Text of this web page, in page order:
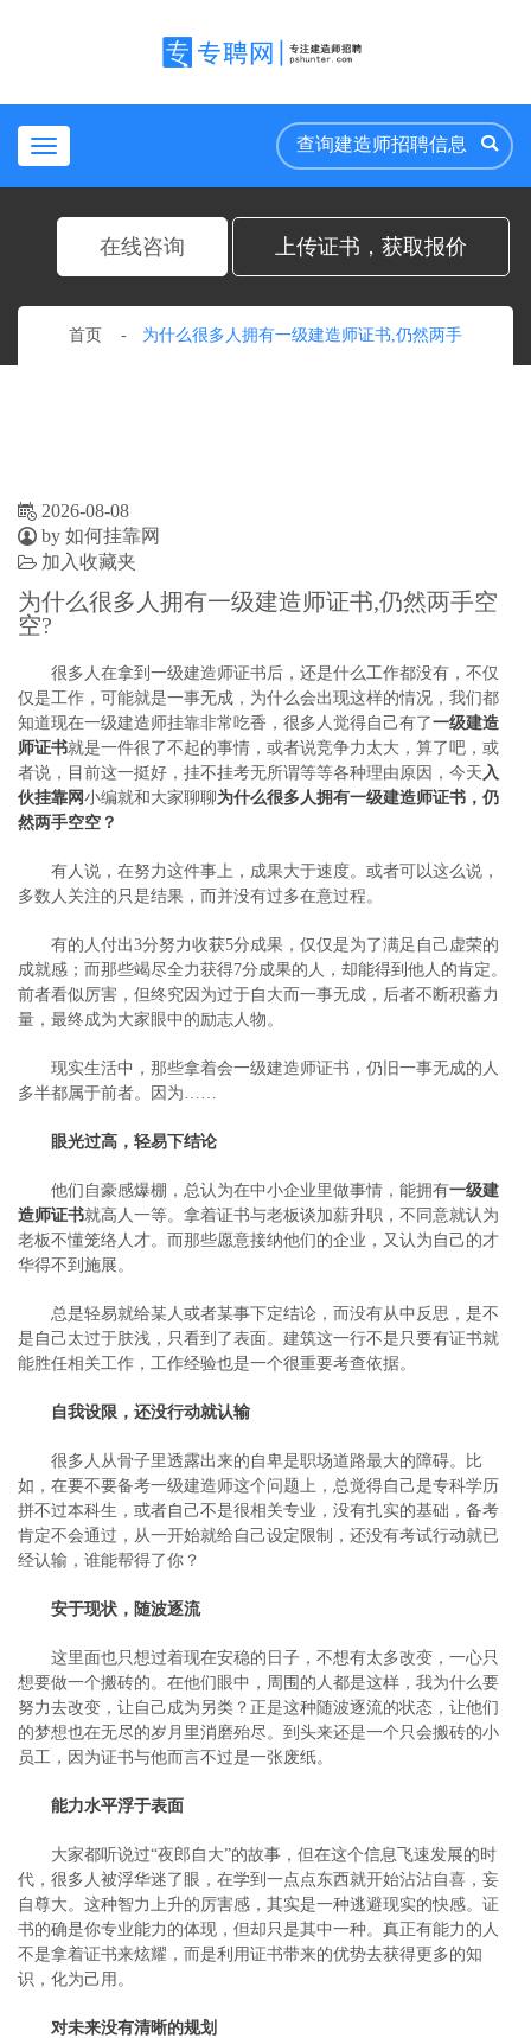
Toggle
navigation
在线咨询 上传证书，获取报价
首页 为什么很多人拥有一级建造师证书,仍然两手
2026-08-08
by 如何挂靠网
加入收藏夹
为什么很多人拥有一级建造师证书,仍然两手空
空?
很多人在拿到一级建造师证书后，还是什么工作都没有，不仅
仅是工作，可能就是一事无成，为什么会出现这样的情况，我们都
知道现在一级建造师挂靠非常吃香，很多人觉得自己有了一级建造
师证书就是一件很了不起的事情，或者说竞争力太大，算了吧，或
者说，目前这一挺好，挂不挂考无所谓等等各种理由原因，今天 入
伙挂靠网小编就和大家聊聊为什么很多人拥有一级建造师证书，仍
然两手空空？
有人说，在努力这件事上，成果大于速度。或者可以这么说，
多数人关注的只是结果，而并没有过多在意过程。
有的人付出3分努力收获5分成果，仅仅是为了满足自己虚荣的
成就感；而那些竭尽全力获得7分成果的人，却能得到他人的肯定。
前者看似厉害，但终究因为过于自大而一事无成，后者不断积蓄力
量，最终成为大家眼中的励志人物。
现实生活中，那些拿着会一级建造师证书，仍旧一事无成的人
多半都属于前者。因为……
眼光过高，轻易下结论
他们自豪感爆棚，总认为在中小企业里做事情，能拥有一级建
造师证书就高人一等。拿着证书与老板谈加薪升职，不同意就认为
老板不懂笼络人才。而那些愿意接纳他们的企业，又认为自己的才
华得不到施展。
总是轻易就给某人或者某事下定结论，而没有从中反思，是不
是自己太过于肤浅，只看到了表面。建筑这一行不是只要有证书就
能胜任相关工作，工作经验也是一个很重要考查依据。
自我设限，还没行动就认输
很多人从骨子里透露出来的自卑是职场道路最大的障碍。比
如，在要不要备考一级建造师这个问题上，总觉得自己是专科学历
拼不过本科生，或者自己不是很相关专业，没有扎实的基础，备考
肯定不会通过，从一开始就给自己设定限制，还没有考试行动就已
经认输，谁能帮得了你？
安于现状，随波逐流
这里面也只想过着现在安稳的日子，不想有太多改变，一心只
想要做一个搬砖的。在他们眼中，周围的人都是这样，我为什么要
努力去改变，让自己成为另类？正是这种随波逐流的状态，让他们
的梦想也在无尽的岁月里消磨殆尽。到头来还是一个只会搬砖的小
员工，因为证书与他而言不过是一张废纸。
能力水平浮于表面
大家都听说过“夜郎自大”的故事，但在这个信息飞速发展的时
代，很多人被浮华迷了眼，在学到一点点东西就开始沾沾自喜，妄
自尊大。这种智力上升的厉害感，其实是一种逃避现实的快感。证
书的确是你专业能力的体现，但却只是其中一种。真正有能力的人
不是拿着证书来炫耀，而是利用证书带来的优势去获得更多的知
识，化为己用。
对未来没有清晰的规划